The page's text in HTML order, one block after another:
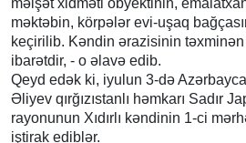
məişət xidməti obyektinin,
məktəbin, körpələr evi-uşaq
keçirilib. Kəndin ərazisinin təxminən
ibarətdir, - o əlavə edib.
Qeyd edək ki, iyulun 3-də
Əliyev qırğızıstanlı həmkarı Sadır
rayonunun Xıdırlı kəndinin 1-ci
iştirak ediblər.